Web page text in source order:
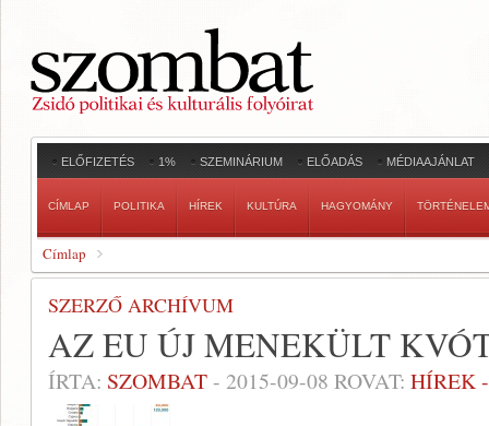
ELŐFIZETÉS 1% SZEMINÁRIUM ELŐADÁS MÉDIAAJÁNLAT
CÍMLAP POLITIKA HÍREK KULTÚRA HAGYOMÁNY
Címlap
SZERZŐ ARCHÍVUM
AZ EU ÚJ MENEKÜLT
ÍRTA: SZOMBAT- 2015-09-08 ROVAT: HÍREK